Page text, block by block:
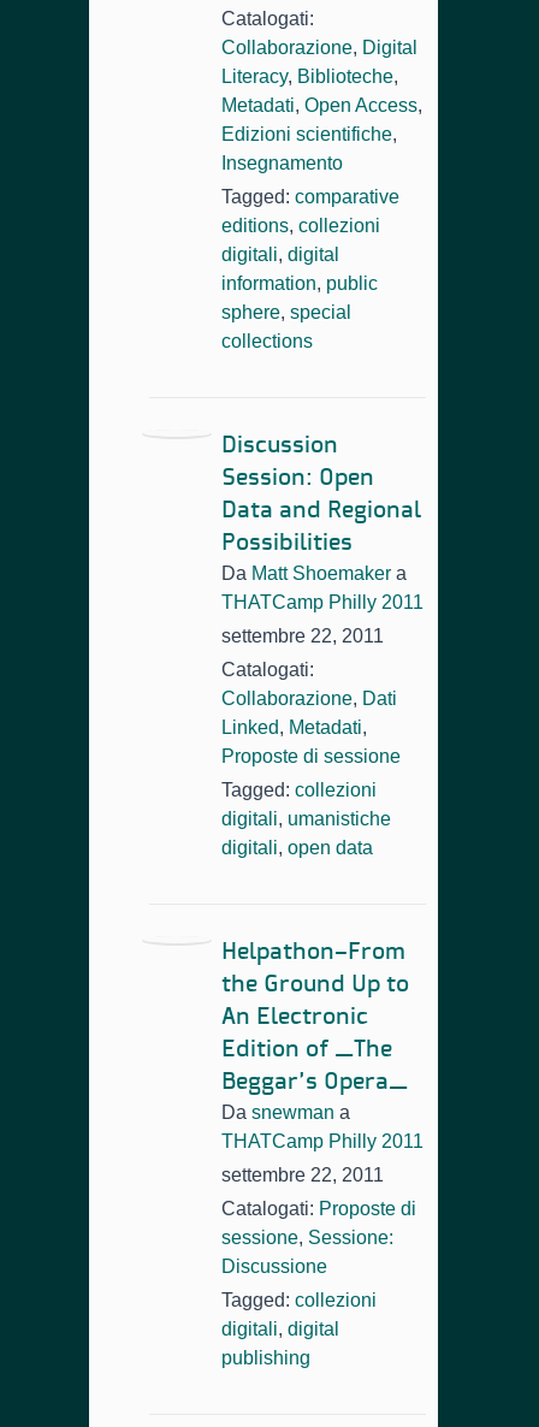
Catalogati:
Collaborazione, Digital
Literacy, Biblioteche,
Metadati, Open Access,
Edizioni scientifiche,
Insegnamento
Tagged: comparative
editions, collezioni
digitali, digital
information, public
sphere, special
collections
Discussion
Session: Open
Data and Regional
Possibilities
Da Matt Shoemaker a
THATCamp Philly 2011
settembre 22, 2011
Catalogati:
Collaborazione, Dati
Linked, Metadati,
Proposte di sessione
Tagged: collezioni
digitali, umanistiche
digitali, open data
Helpathon–From
the Ground Up to
An Electronic
Edition of _The
Beggar’s Opera_
Da snewman a
THATCamp Philly 2011
settembre 22, 2011
Catalogati: Proposte di
sessione, Sessione:
Discussione
Tagged: collezioni
digitali, digital
publishing